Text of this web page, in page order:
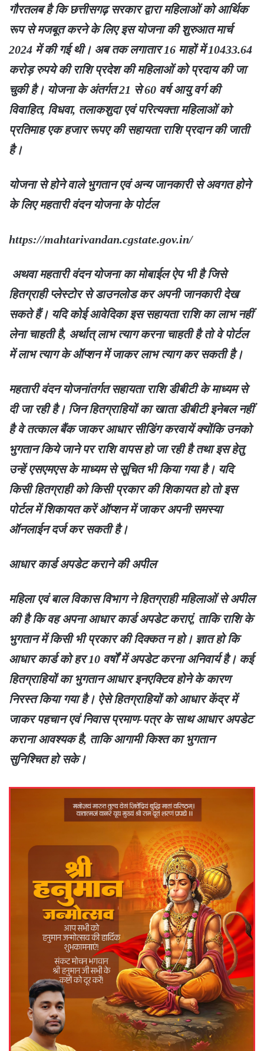
गौरतलब है कि छत्तीसगढ़ सरकार द्वारा महिलाओं को आर्थिक
रूप से मजबूत करने के लिए इस योजना की शुरुआत मार्च
2024 में की गई थी। अब तक लगातार 16 माहों में 10433.64
करोड़ रुपये की राशि प्रदेश की महिलाओं को प्रदाय की जा
चुकी है। योजना के अंतर्गत 21 से 60 वर्ष आयु वर्ग की
विवाहित, विधवा, तलाकशुदा एवं परित्यक्ता महिलाओं को
प्रतिमाह एक हजार रूपए की सहायता राशि प्रदान की जाती
है।
योजना से होने वाले भुगतान एवं अन्य जानकारी से अवगत होने
के लिए महतारी वंदन योजना के पोर्टल
https://mahtarivandan.cgstate.gov.in/
अथवा महतारी वंदन योजना का मोबाईल ऐप भी है जिसे
हितग्राही प्लेस्टोर से डाउनलोड कर अपनी जानकारी देख
सकते हैं। यदि कोई आवेदिका इस सहायता राशि का लाभ नहीं
लेना चाहती है, अर्थात् लाभ त्याग करना चाहती है तो वे पोर्टल
में लाभ त्याग के ऑप्शन में जाकर लाभ त्याग कर सकती है।
महतारी वंदन योजनांतर्गत सहायता राशि डीबीटी के माध्यम से
दी जा रही है। जिन हितग्राहियों का खाता डीबीटी इनेबल नहीं
है वे तत्काल बैंक जाकर आधार सीडिंग करवायें क्योंकि उनको
भुगतान किये जाने पर राशि वापस हो जा रही है तथा इस हेतु
उन्हें एसएमएस के माध्यम से सूचित भी किया गया है। यदि
किसी हितग्राही को किसी प्रकार की शिकायत हो तो इस
पोर्टल में शिकायत करें ऑप्शन में जाकर अपनी समस्या
ऑनलाईन दर्ज कर सकती है।
आधार कार्ड अपडेट कराने की अपील
महिला एवं बाल विकास विभाग ने हितग्राही महिलाओं से अपील
की है कि वह अपना आधार कार्ड अपडेट कराएं, ताकि राशि के
भुगतान में किसी भी प्रकार की दिक्कत न हो। ज्ञात हो कि
आधार कार्ड को हर 10 वर्षों में अपडेट करना अनिवार्य है। कई
हितग्राहियों का भुगतान आधार इनएक्टिव होने के कारण
निरस्त किया गया है। ऐसे हितग्राहियों को आधार केंद्र में
जाकर पहचान एवं निवास प्रमाण-पत्र के साथ आधार अपडेट
कराना आवश्यक है, ताकि आगामी किश्त का भुगतान
सुनिश्चित हो सके।